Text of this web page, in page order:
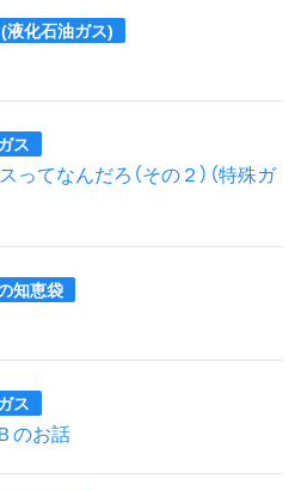
液化石油ガス)
ス
ってなんだろ（その２）（特殊ガ
知恵袋
ス
Ｂのお話